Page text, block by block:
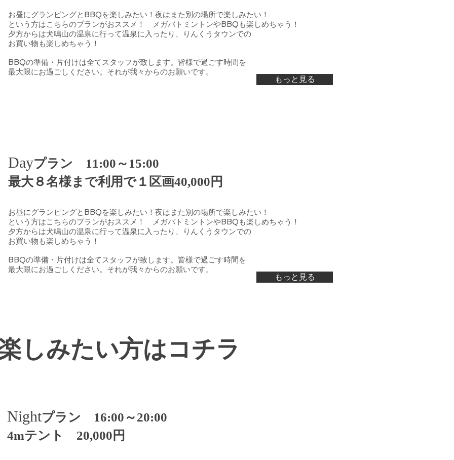
お昼にグランピングとBBQを楽しみたい！夜はまた別の場所で楽しみたい！
という方はこちらのプランがおススメ！ メガバトミントンやBBQも楽しめちゃう！
夕方からは犬鳴山の温泉に行って温泉に入ったり、りんくうタウンでの
お買い物も楽しめちゃう！
BBQの準備・片付けは全てスタッフが致します。皆様で過ごす時間を
最大限にお過ごしください。それが我々からのお願いです。
もっと見る
Dayプラン 11:00～15:00
​最大８名様まで利用で１区画40,000円
お昼にグランピングとBBQを楽しみたい！夜はまた別の場所で楽しみたい！
という方はこちらのプランがおススメ！ メガバトミントンやBBQも楽しめちゃう！
夕方からは犬鳴山の温泉に行って温泉に入ったり、りんくうタウンでの
お買い物も楽しめちゃう！
BBQの準備・片付けは全てスタッフが致します。皆様で過ごす時間を
最大限にお過ごしください。それが我々からのお願いです。
もっと見る
しみたい方はコチラ
Nightプラン 16:00～20:00
​4mテント 20,000円